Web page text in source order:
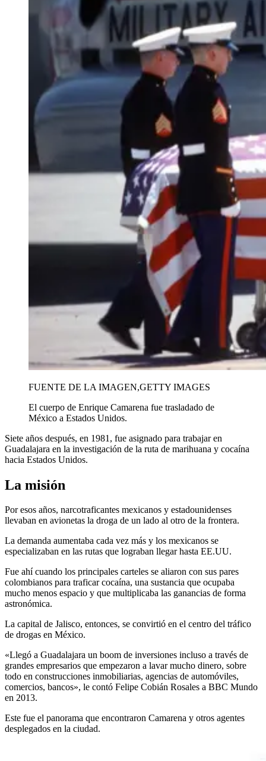
FUENTE DE LA IMAGEN,GETTY IMAGES
El cuerpo de Enrique Camarena fue trasladado de
México a Estados Unidos.
Siete años después, en 1981, fue asignado para trabajar en
Guadalajara en la investigación de la ruta de marihuana y cocaína
hacia Estados Unidos.
La misión
Por esos años, narcotraficantes mexicanos y estadounidenses
llevaban en avionetas la droga de un lado al otro de la frontera.
La demanda aumentaba cada vez más y los mexicanos se
especializaban en las rutas que lograban llegar hasta EE.UU.
Fue ahí cuando los principales carteles se aliaron con sus pares
colombianos para traficar cocaína, una sustancia que ocupaba
mucho menos espacio y que multiplicaba las ganancias de forma
astronómica.
La capital de Jalisco, entonces, se convirtió en el centro del tráfico
de drogas en México.
«Llegó a Guadalajara un boom de inversiones incluso a través de
grandes empresarios que empezaron a lavar mucho dinero, sobre
todo en construcciones inmobiliarias, agencias de automóviles,
comercios, bancos», le contó Felipe Cobián Rosales a BBC Mundo
en 2013.
Este fue el panorama que encontraron Camarena y otros agentes
desplegados en la ciudad.